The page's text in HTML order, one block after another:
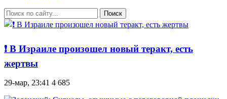
Поиск
❗️ В Израиле произошел новый теракт, есть
жертвы
29-мар, 23:41 4 685